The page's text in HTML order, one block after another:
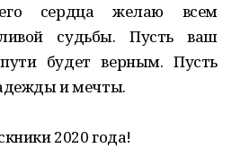
сердца желаю всем
судьбы. Пусть ваш
будет верным. Пусть
и мечты.
2020 года!